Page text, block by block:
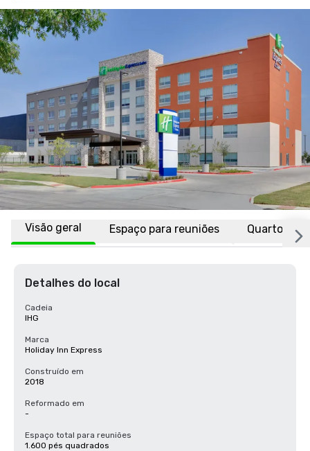
Visão geral Espaço para reuniões Quartos
Detalhes do local
Cadeia
IHG
Marca
Holiday Inn Express
Construído em
2018
Reformado em
-
Espaço total para reuniões
1.600 pés quadrados